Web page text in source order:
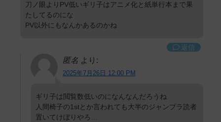
刀ノ眼よりPV低いギリ子はアニメ化と紙単行本まで果
たしてるのにな
PV以外にもなんかあるのかね
返信
匿名 より:
2025年7月26日 12:00 PM
ギリ子は閲覧数低いのになんなんだろうね
人間椅子の1stとか言われても大半のジャンプラ読者
置いてけぼりやろ…